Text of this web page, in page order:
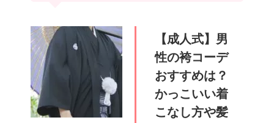
【成人式】男
性の袴コーデ
おすすめは？
かっこいい着
こなし方や髪